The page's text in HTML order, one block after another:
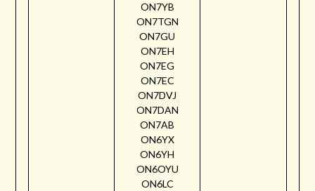
ON7YB
ON7TGN
ON7GU
ON7EH
ON7EG
ON7EC
ON7DVJ
ON7DAN
ON7AB
ON6YX
ON6YH
ON6OYU
ON6LC